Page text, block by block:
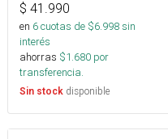
$ 41.990
en 6cuotas de $6.998sin
interés
ahorras $1.680 por
transferencia.
Sin stock disponible